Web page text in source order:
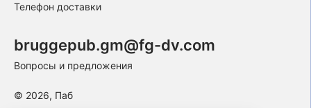
Телефон доставки
bruggepub.gm@fg-dv.com
Вопросы и предложения
© 2026, Паб